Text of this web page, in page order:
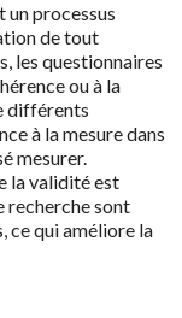
un processus
de tout
les questionnaires
ou à la
différents
à la mesure dans
mesurer.
la validité est
recherche sont
ce qui améliore la